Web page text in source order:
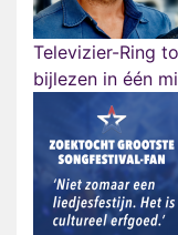
Televizier-Ring
bijlezen in één